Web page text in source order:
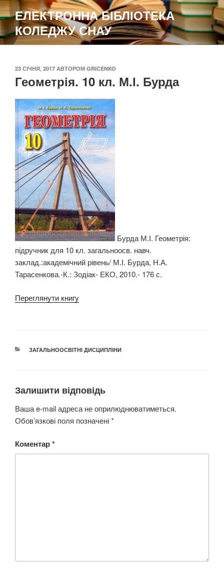
Перейти
до
вмісту
ЕЛЕКТРОННА БІБЛІОТЕКА
КОЛЕДЖУ СНАУ
ОПУБЛІКОВАНО
23 СІЧНЯ, 2017 АВТОРОМ GRICENKO
Геометрія. 10 кл. М.І. Бурда
Бурда М.І. Геометрія:
підручник для 10 кл. загальноосв. навч.
заклад.:академічний рівень/ М.І. Бурда, Н.А.
Тарасенкова.-К.: Зодіак- ЕКО, 2010.- 176 с.
Переглянути книгу
КАТЕГОРІЇ
ЗАГАЛЬНООСВІТНІ ДИСЦИПЛІНИ
Залишити відповідь
Ваша e-mail адреса не оприлюднюватиметься.
Обов’язкові поля позначені*
Коментар*